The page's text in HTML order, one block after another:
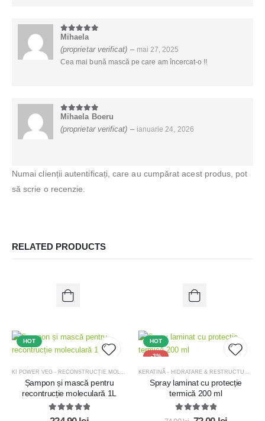
5 din 5
Mihaela
(proprietar verificat) – mai 27, 2025
Cea mai bună mască pe care am încercat-o !!
5 din 5
Mihaela Boeru
(proprietar verificat) – ianuarie 24, 2026
Numai clienții autentificați, care au cumpărat acest produs, pot
să scrie o recenzie.
RELATED PRODUCTS
HOT
Add to
,OFERTE, OFERTE KIT-URI TRATAMENT
Șampon și mască pentru
recontrucție moleculară 1L
5.00 out of 5
HOT
-3%
Spray laminat cu protecție
termică 200 ml
5.00 out of 5